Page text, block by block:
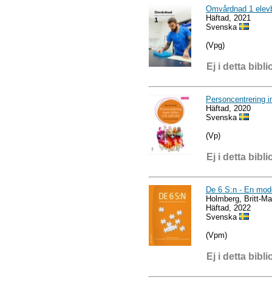
Omvårdnad 1
Häftad, 2021
Svenska
(Vpg)
Ej i detta
Personcentrering
Häftad, 2020
Svenska
(Vp)
Ej i detta
De 6 S:n - En
Holmberg, Britt-
Häftad, 2022
Svenska
(Vpm)
Ej i detta